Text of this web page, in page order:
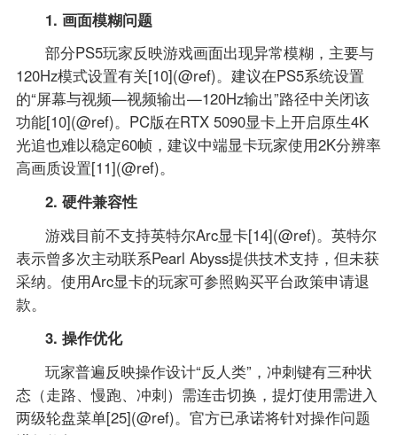
1. 画面模糊问题
部分PS5玩家反映游戏画面出现异常模糊，主要与
120Hz模式设置有关[10](@ref)。建议在PS5系统设置
的“屏幕与视频—视频输出—120Hz输出”路径中关闭该
功能[10](@ref)。PC版在RTX 5090显卡上开启原生4K
光追也难以稳定60帧，建议中端显卡玩家使用2K分辨率
高画质设置[11](@ref)。
2. 硬件兼容性
游戏目前不支持英特尔Arc显卡[14](@ref)。英特尔
表示曾多次主动联系Pearl Abyss提供技术支持，但未获
采纳。使用Arc显卡的玩家可参照购买平台政策申请退
款。
3. 操作优化
玩家普遍反映操作设计“反人类”，冲刺键有三种状
态（走路、慢跑、冲刺）需连击切换，提灯使用需进入
两级轮盘菜单[25](@ref)。官方已承诺将针对操作问题